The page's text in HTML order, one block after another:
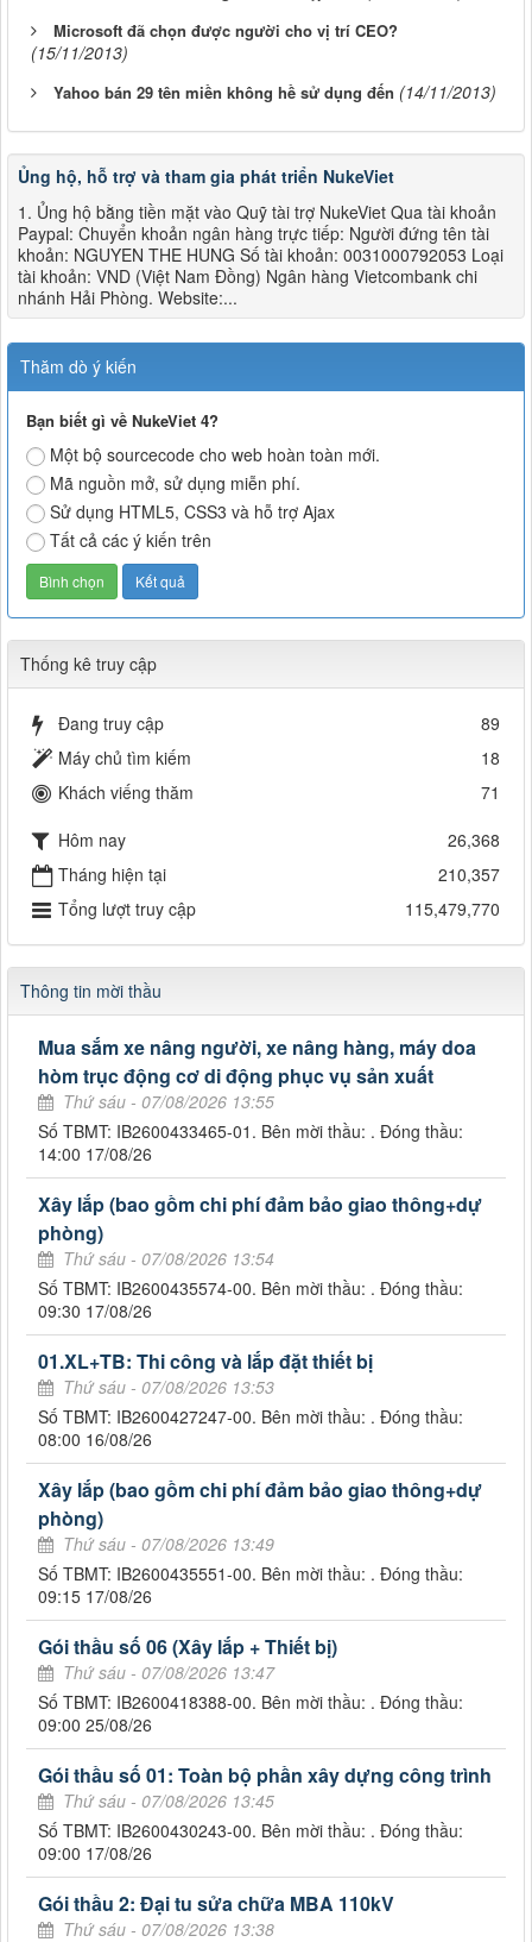
Microsoft đã chọn được người cho vị trí CEO?
(15/11/2013)
Yahoo bán 29 tên miền không hề sử dụng đến (14/11/2013)
Ủng hộ, hỗ trợ và tham gia phát triển NukeViet
1. Ủng hộ bằng tiền mặt vào Quỹ tài trợ NukeViet Qua tài khoản
Paypal: Chuyển khoản ngân hàng trực tiếp: Người đứng tên tài
khoản: NGUYEN THE HUNG Số tài khoản: 0031000792053 Loại
tài khoản: VND (Việt Nam Đồng) Ngân hàng Vietcombank chi
nhánh Hải Phòng. Website:...
Thăm dò ý kiến
Bạn biết gì về NukeViet 4?
Một bộ sourcecode cho web hoàn toàn mới.
Mã nguồn mở, sử dụng miễn phí.
Sử dụng HTML5, CSS3 và hỗ trợ Ajax
Tất cả các ý kiến trên
Thống kê truy cập
Đang truy cập
89
Máy chủ tìm kiếm
18
Khách viếng thăm
71
Hôm nay
26,368
Tháng hiện tại
210,357
Tổng lượt truy cập
115,479,770
Thông tin mời thầu
Mua sắm xe nâng người, xe nâng hàng, máy doa
hòm trục động cơ di động phục vụ sản xuất
Thứ sáu - 07/08/2026 13:55
Số TBMT: IB2600433465-01. Bên mời thầu: . Đóng thầu:
14:00 17/08/26
Xây lắp (bao gồm chi phí đảm bảo giao thông+dự
phòng)
Thứ sáu - 07/08/2026 13:54
Số TBMT: IB2600435574-00. Bên mời thầu: . Đóng thầu:
09:30 17/08/26
01.XL+TB: Thi công và lắp đặt thiết bị
Thứ sáu - 07/08/2026 13:53
Số TBMT: IB2600427247-00. Bên mời thầu: . Đóng thầu:
08:00 16/08/26
Xây lắp (bao gồm chi phí đảm bảo giao thông+dự
phòng)
Thứ sáu - 07/08/2026 13:49
Số TBMT: IB2600435551-00. Bên mời thầu: . Đóng thầu:
09:15 17/08/26
Gói thầu số 06 (Xây lắp + Thiết bị)
Thứ sáu - 07/08/2026 13:47
Số TBMT: IB2600418388-00. Bên mời thầu: . Đóng thầu:
09:00 25/08/26
Gói thầu số 01: Toàn bộ phần xây dựng công trình
Thứ sáu - 07/08/2026 13:45
Số TBMT: IB2600430243-00. Bên mời thầu: . Đóng thầu:
09:00 17/08/26
Gói thầu 2: Đại tu sửa chữa MBA 110kV
Thứ sáu - 07/08/2026 13:38